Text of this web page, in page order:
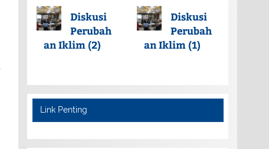
Diskusi
Perubah
an Iklim (2)
Diskusi
Perubah
an Iklim (1)
Link Penting